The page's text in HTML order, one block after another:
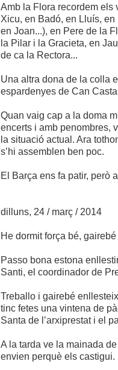
Amb la Flora recordem els
Xicu, en Badó, en Lluís,
en Joan...), en Pere de la
la Pilar i la Gracieta, en
de ca la Rectora...
Una altra dona de la colla
espardenyes de Can
Quan vaig cap a la doma
encerts i amb penombres,
la situació actual. Ara
s’hi assemblen ben poc.
El Barça ens fa patir, però
dilluns, 24 / març / 2014
He dormit força bé,
Passo bona estona
Santi, el coordinador de
Treballo i gairebé
tinc fetes una vintena de
Santa de l’arxiprestat i el
A la tarda ve la mainada
envien perquè els castigui.